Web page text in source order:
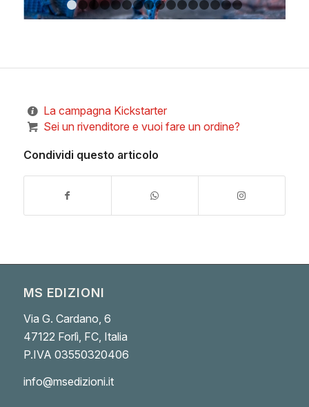
1 2 3 4 5 6 7 8 9 1011121314
La campagna Kickstarter
Sei un rivenditore e vuoi fare un ordine?
Condividi questo articolo
MS EDIZIONI
Via G. Cardano, 6
47122 Forlì, FC, Italia
P.IVA 03550320406
info@msedizioni.it